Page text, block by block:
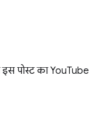
पोस्ट का YouTube